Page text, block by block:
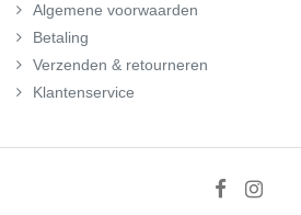
Algemene voorwaarden
Betaling
Verzenden & retourneren
Klantenservice